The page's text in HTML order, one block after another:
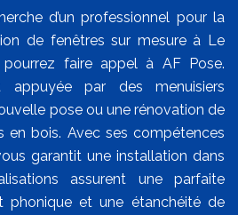
d’un professionnel pour la
de fenêtres sur mesure à Le
pourrez faire appel à AF Pose.
appuyée par des menuisiers
pose ou une rénovation de
en bois. Avec ses compétences
garantit une installation dans
assurent une parfaite
phonique et une étanchéité de